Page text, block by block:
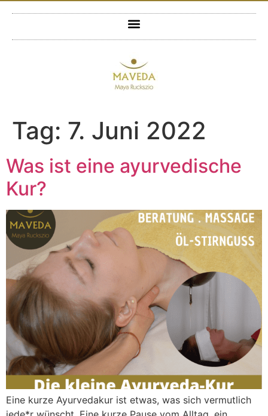
Tag: 7. Juni 2022
Was ist eine ayurvedische
Kur?
Eine kurze Ayurvedakur ist etwas, was sich vermutlich